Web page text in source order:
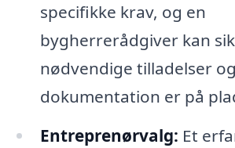
specifikke krav, og en
bygherrerådgiver kan
nødvendige tilladelser og
dokumentation er på
Entreprenørvalg: Et